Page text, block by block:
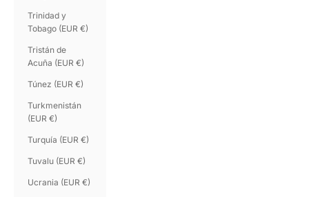
Trinidad y
Tobago (EUR €)
Tristán de
Acuña (EUR €)
Túnez (EUR €)
Turkmenistán
(EUR €)
Turquía (EUR €)
Tuvalu (EUR €)
Ucrania (EUR €)